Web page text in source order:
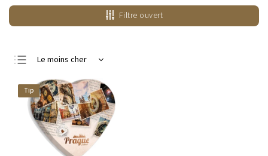
Filtre ouvert
Le moins cher
Le plus cher
Bestsellers
Alphabétiquement
Tip